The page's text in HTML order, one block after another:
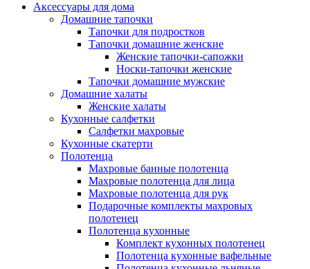
Аксессуары для дома
Домашние тапочки
Тапочки для подростков
Тапочки домашние женские
Женские тапочки-сапожки
Носки-тапочки женские
Тапочки домашние мужские
Домашние халаты
Женские халаты
Кухонные салфетки
Салфетки махровые
Кухонные скатерти
Полотенца
Махровые банные полотенца
Махровые полотенца для лица
Махровые полотенца для рук
Подарочные комплекты махровых
полотенец
Полотенца кухонные
Комплект кухонных полотенец
Полотенца кухонные вафельные